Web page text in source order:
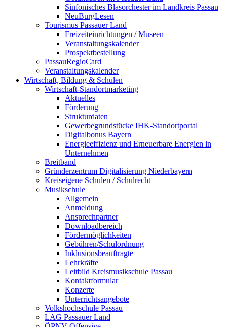
Sinfonisches Blasorchester im Landkreis Passau
NeuBurgLesen
Tourismus Passauer Land
Freizeiteinrichtungen / Museen
Veranstaltungskalender
Prospektbestellung
PassauRegioCard
Veranstaltungskalender
Wirtschaft, Bildung & Schulen
Wirtschaft-Standortmarketing
Aktuelles
Förderung
Strukturdaten
Gewerbegrundstücke IHK-Standortportal
Digitalbonus Bayern
Energieeffizienz und Erneuerbare Energien in
Unternehmen
Breitband
Gründerzentrum Digitalisierung Niederbayern
Kreiseigene Schulen / Schulrecht
Musikschule
Allgemein
Anmeldung
Ansprechpartner
Downloadbereich
Fördermöglichkeiten
Gebühren/Schulordnung
Inklusionsbeauftragte
Lehrkräfte
Leitbild Kreismusikschule Passau
Kontaktformular
Konzerte
Unterrichtsangebote
Volkshochschule Passau
LAG Passauer Land